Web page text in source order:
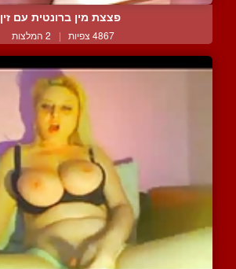
פצצת מין ברונטית עם זין
4867 צפיות | 2 המלצות